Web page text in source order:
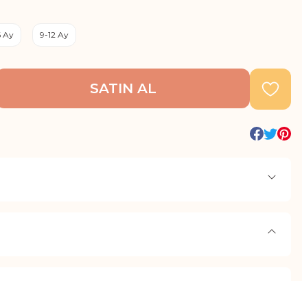
Ay 9-12 Ay
SATIN AL